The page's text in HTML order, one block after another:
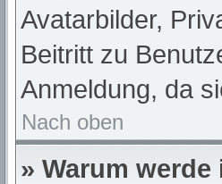
Avatarbilder,
Beitritt zu
Anmeldung, da
Nach oben
» Warum